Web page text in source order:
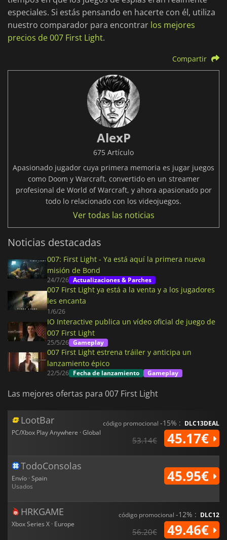
especiales. Si estás pensando en hacerte con él, utiliza
nuestro comparador para encontrar los mejores
precios de 007 First Light.
Compartir
AlexP
675 Artículo
Apasionado jugador cuya primera memoria es jugar juegos
como Doom y Warcraft, convertido en un streamer
profesional de World of Warcraft, y ahora apasionado por
todo lo relacionado con los videojuegos.
Ver todas las noticias
Noticias destacadas
007: First Light - Ya está aquí la primera nueva
misión de Bond
24/7/26 Actualizaciones & Parches
007 First Light ya está a la venta y a los jugadores
les encanta
1/6/26
IO Interactive publica un vídeo oficial de juego de
007 First Light
25/5/26 Gameplay
007 First Light estrena tráiler y anticipa un
lanzamiento épico
22/5/26 Fecha de lanzamiento Gameplay
Las mejores ofertas para 007 First Light
LootBar
PC/Xbox Play Anywhere · Global
código promocional -15% : DLC13DEAL
53.14€ 45.17€
TodoConsolas
Envío · Spain
Usados
45.95€
HRKGAME
Xbox Series X · Europe
código promocional -12% : DLC12
56.20€ 49.46€